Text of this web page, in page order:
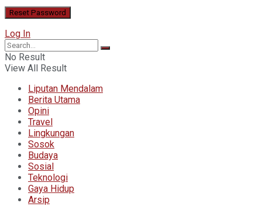
Log In
No Result
View All Result
Liputan Mendalam
Berita Utama
Opini
Travel
Lingkungan
Sosok
Budaya
Sosial
Teknologi
Gaya Hidup
Arsip